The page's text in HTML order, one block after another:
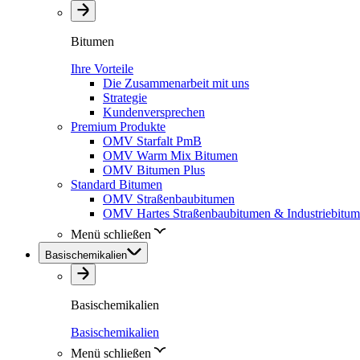
Bitumen
Ihre Vorteile
Die Zusammenarbeit mit uns
Strategie
Kundenversprechen
Premium Produkte
OMV Starfalt PmB
OMV Warm Mix Bitumen
OMV Bitumen Plus
Standard Bitumen
OMV Straßenbaubitumen
OMV Hartes Straßenbaubitumen &
Menü schließen
Basischemikalien
Basischemikalien
Basischemikalien
Menü schließen